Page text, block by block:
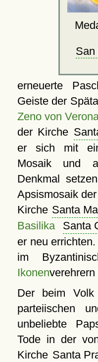
San
erneuerte
Geiste der
Zeno von
der Kirche
er sich mit
Mosaik und
Denkmal
Apsismosaik
Kirche Santa
Basilika
Santa
er neu
im
Ikonen
Der beim
parteiischen
unbeliebte
Tode in der
Kirche Santa